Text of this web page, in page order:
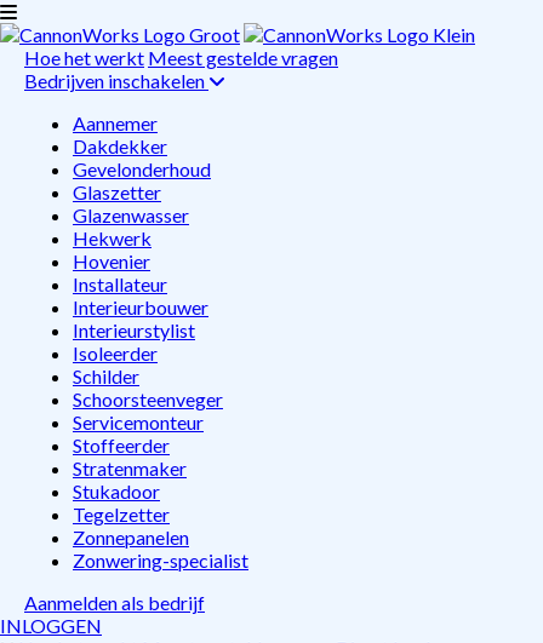
Hoe het werkt Meest gestelde vragen
Bedrijven inschakelen
Aannemer
Dakdekker
Gevelonderhoud
Glaszetter
Glazenwasser
Hekwerk
Hovenier
Installateur
Interieurbouwer
Interieurstylist
Isoleerder
Schilder
Schoorsteenveger
Servicemonteur
Stoffeerder
Stratenmaker
Stukadoor
Tegelzetter
Zonnepanelen
Zonwering-specialist
Aanmelden als bedrijf
INLOGGEN